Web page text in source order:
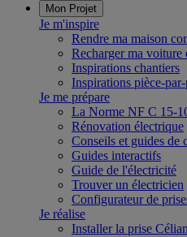
Mon Projet
Je m'inspire
Rendre ma maison
Recharger ma voiture
Inspirations chantiers
Inspirations pièce-
Je me prépare
La Norme NF C 15-
Rénovation électrique
Conseils et guides de
Guides interactifs
Guide de l'électricité
Trouver un électricien
Configurateur de
Je réalise
Installer la prise